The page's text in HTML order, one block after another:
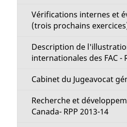
Vérifications internes et
(trois prochains
Description de
internationales des FAC -
Cabinet du Juge­avocat
Recherche et
Canada- RPP 2013-14